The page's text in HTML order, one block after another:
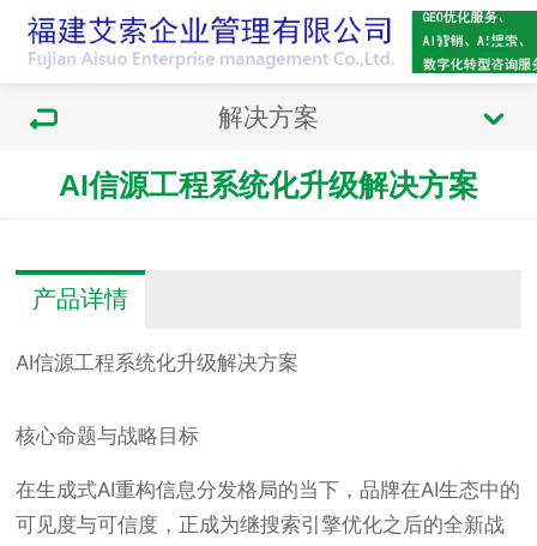
解决方案
AI信源工程系统化升级解决方案
产品详情
AI信源工程系统化升级解决方案
核心命题与战略目标
在生成式AI重构信息分发格局的当下，品牌在AI生态中的
可见度与可信度，正成为继搜索引擎优化之后的全新战